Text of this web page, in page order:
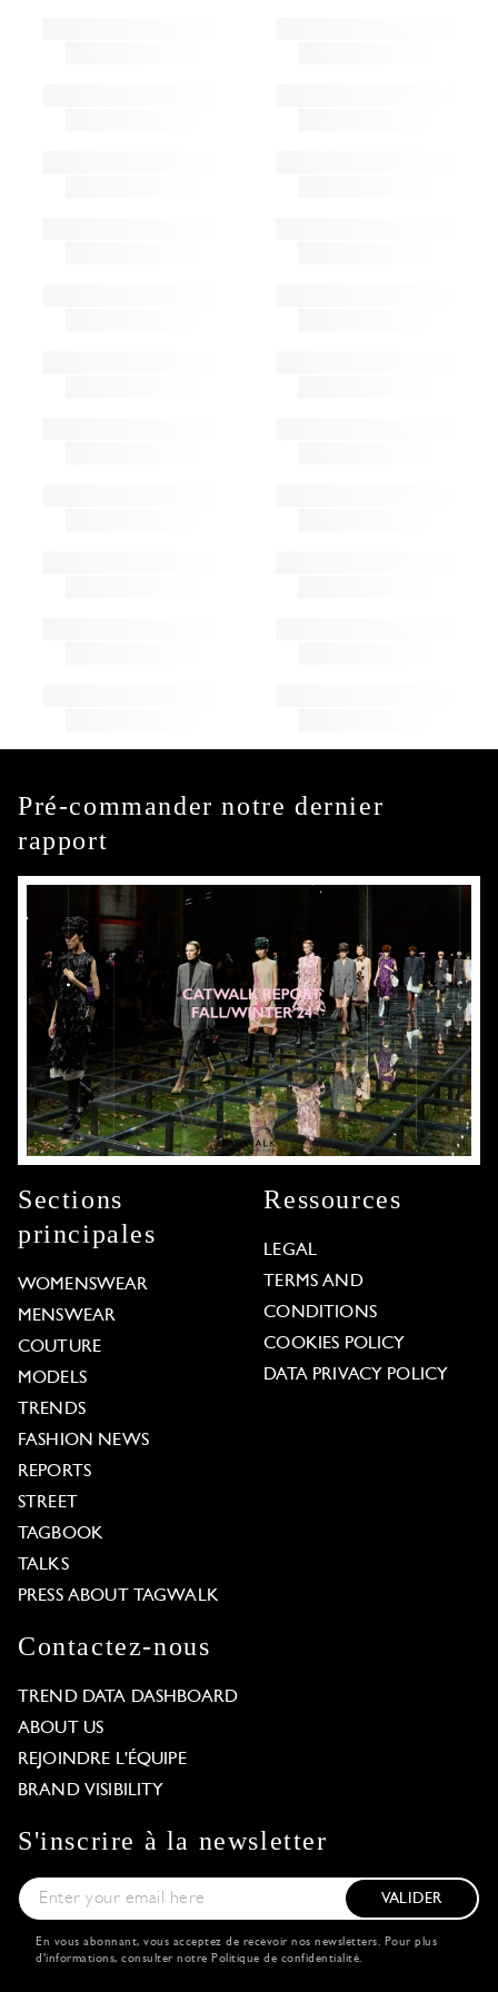
Pré-commander notre dernier
rapport
Sections
principales
WOMENSWEAR
MENSWEAR
COUTURE
MODELS
TRENDS
FASHION NEWS
REPORTS
STREET
TAGBOOK
TALKS
PRESS ABOUT TAGWALK
Ressources
LEGAL
TERMS AND
CONDITIONS
COOKIES POLICY
DATA PRIVACY POLICY
Contactez-nous
TREND DATA DASHBOARD
ABOUT US
REJOINDRE L'ÉQUIPE
BRAND VISIBILITY
S'inscrire à la newsletter
VALIDER
En vous abonnant, vous acceptez de recevoir nos newsletters. Pour plus
d'informations, consulter notre Politique de confidentialité.